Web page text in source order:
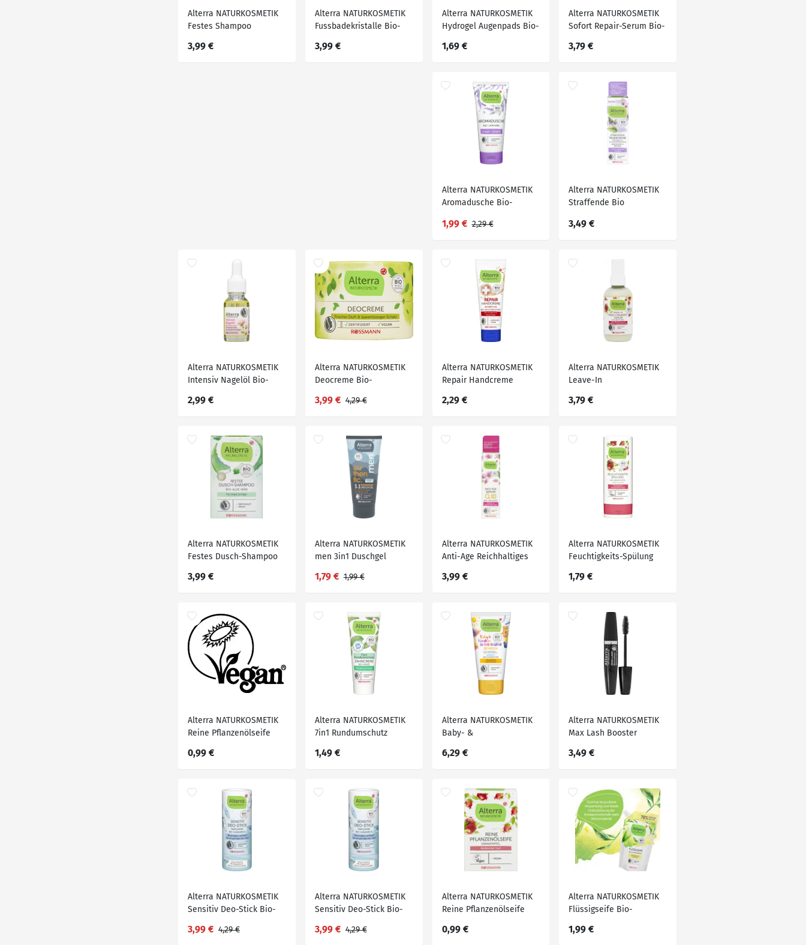
Alterra NATURKOSMETIK
Festes Shampoo
3,99 €
Alterra NATURKOSMETIK
Fussbadekristalle Bio-
3,99 €
Alterra NATURKOSMETIK
Hydrogel Augenpads Bio-
1,69 €
Alterra NATURKOSMETIK
Sofort Repair-Serum Bio-
3,79 €
Alterra NATURKOSMETIK
Aromadusche Bio-
1,99 € 2,29 €
Alterra NATURKOSMETIK
Straffende Bio
3,49 €
Alterra NATURKOSMETIK
Intensiv Nagelöl Bio-
2,99 €
Alterra NATURKOSMETIK
Deocreme Bio-
3,99 € 4,29 €
Alterra NATURKOSMETIK
Repair Handcreme
2,29 €
Alterra NATURKOSMETIK
Leave-In
Granatapfel, 100 ml
3,79 €
Alterra NATURKOSMETIK
Festes Dusch-Shampoo
3,99 €
Alterra NATURKOSMETIK
men 3in1 Duschgel
1,79 € 1,99 €
Alterra NATURKOSMETIK
Anti-Age Reichhaltiges
3,99 €
Alterra NATURKOSMETIK
Feuchtigkeits-Spülung
1,79 €
Alterra NATURKOSMETIK
Reine Pflanzenölseife
0,99 €
Alterra NATURKOSMETIK
7in1 Rundumschutz
1,49 €
Alterra NATURKOSMETIK
Baby- &
50, 75 ml
6,29 €
Alterra NATURKOSMETIK
Max Lash Booster
9 ml
3,49 €
Alterra NATURKOSMETIK
Sensitiv Deo-Stick Bio-
3,99 € 4,29 €
Alterra NATURKOSMETIK
Sensitiv Deo-Stick Bio-
3,99 € 4,29 €
Alterra NATURKOSMETIK
Reine Pflanzenölseife
0,99 €
Alterra NATURKOSMETIK
Flüssigseife Bio-
Nachfüllbeutel, 500 ml
1,99 €